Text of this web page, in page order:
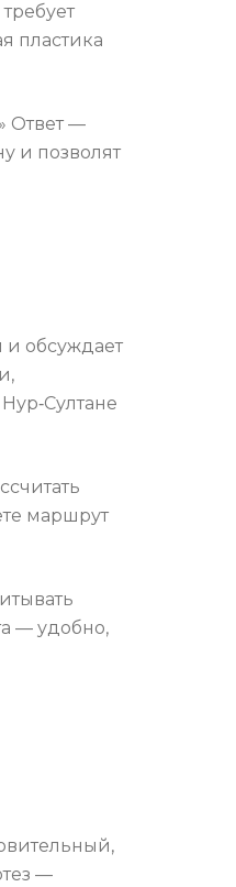
пластика
Ответ —
и позволят
и обсуждает
маршрут
— удобно,
—